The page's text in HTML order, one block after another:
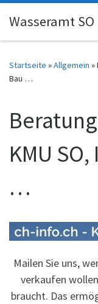
Skip to content
Wasseramt SO
Startseite »Allgemein »
Bau …
KMU
…
Mailen Sie uns,
verkaufen
braucht. Das